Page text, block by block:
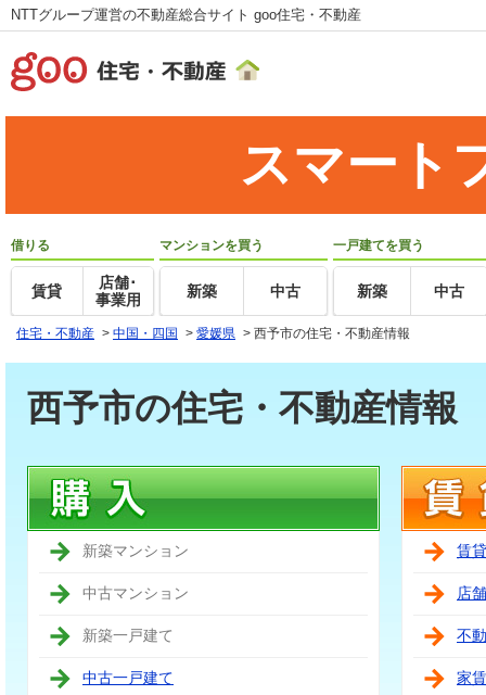
NTTグループ運営の不動産総合サイト goo住宅・不動産
スマート
借りる
賃貸
店舗･
事業用
マンションを買う
新築 中古
一戸建てを買う
新築 中古
住宅・不動産 > 中国・四国 > 愛媛県 > 西予市の住宅・不動産情報
西予市の住宅・不動産情報
新築マンション
中古マンション
新築一戸建て
中古一戸建て
賃
店
不
家